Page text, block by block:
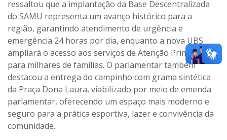
ressaltou que a implantação da Base Descentralizada
do SAMU representa um avanço histórico para a
região, garantindo atendimento de urgência e
emergência 24 horas por dia, enquanto a nova UBS
ampliará o acesso aos serviços de Atenção Primária
para milhares de famílias. O parlamentar também
destacou a entrega do campinho com grama sintética
da Praça Dona Laura, viabilizado por meio de emenda
parlamentar, oferecendo um espaço mais moderno e
seguro para a prática esportiva, lazer e convivência da
comunidade.